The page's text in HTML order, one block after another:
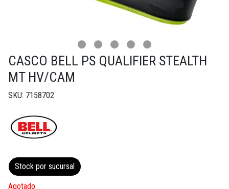
CASCO BELL PS QUALIFIER STEALTH
MT HV/CAM
SKU: 7158702
Stock por sucursal
Agotado.